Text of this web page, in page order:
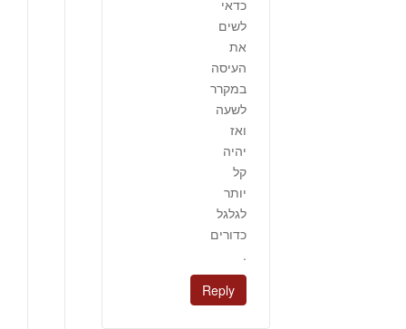
כדאי
לשים
את
העיסה
במקרר
לשעה
ואז
יהיה
קל
יותר
לגלגל
כדורים
.
Reply